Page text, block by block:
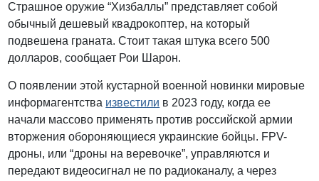
Страшное оружие “Хизбаллы” представляет собой
обычный дешевый квадрокоптер, на который
подвешена граната. Стоит такая штука всего 500
долларов, сообщает Рои Шарон.
О появлении этой кустарной военной новинки мировые
информагентства известили в 2023 году, когда ее
начали массово применять против российской армии
вторжения обороняющиеся украинские бойцы. FPV-
дроны, или “дроны на веревочке”, управляются и
передают видеосигнал не по радиоканалу, а через